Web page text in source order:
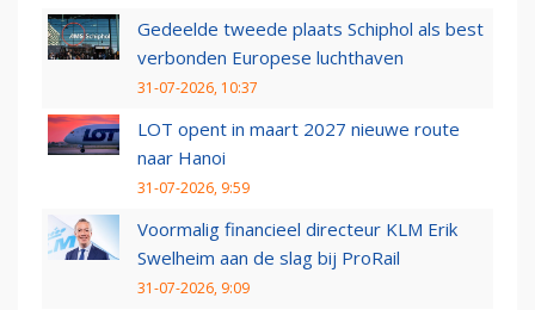
Gedeelde tweede plaats Schiphol als best
verbonden Europese luchthaven
31-07-2026, 10:37
LOT opent in maart 2027 nieuwe route
naar Hanoi
31-07-2026, 9:59
Voormalig financieel directeur KLM Erik
Swelheim aan de slag bij ProRail
31-07-2026, 9:09